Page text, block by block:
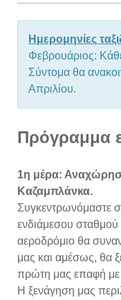
Ημερομηνίες
Φεβρουάριος:
Σύντομα θα
Απριλίου.
Πρόγραμμα
1η μέρα:
Καζαμπλάνκα.
Συγκεντρωνόμαστε
ενδιάμεσου
αεροδρόμιο θα
μας και αμέσως, θα
πρώτη μας επαφή
Η ξενάγηση μας